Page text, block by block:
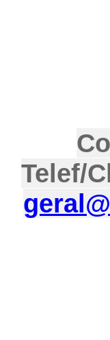
Telef/